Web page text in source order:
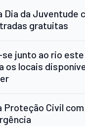
Dia da Juventude
gratuitas
junto ao rio este
os locais
Proteção Civil